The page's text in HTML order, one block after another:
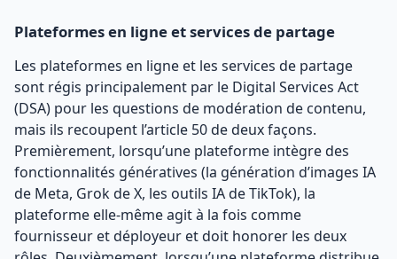
Plateformes en ligne et services de partage
Les plateformes en ligne et les services de partage
sont régis principalement par le Digital Services Act
(DSA) pour les questions de modération de contenu,
mais ils recoupent l’article 50 de deux façons.
Premièrement, lorsqu’une plateforme intègre des
fonctionnalités génératives (la génération d’images IA
de Meta, Grok de X, les outils IA de TikTok), la
plateforme elle-même agit à la fois comme
fournisseur et déployeur et doit honorer les deux